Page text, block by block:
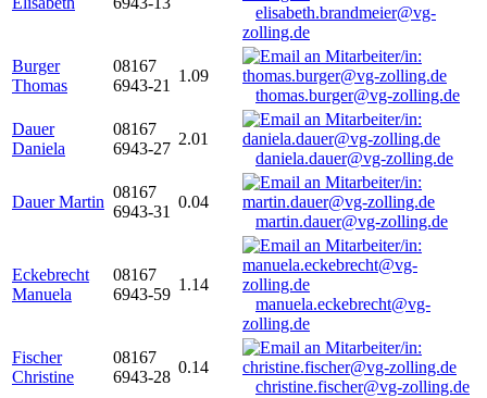
elisabeth.brandmeier@vg-
zolling.de
Burger
Thomas
08167
6943-21
1.09
thomas.burger@vg-zolling.de
Dauer
Daniela
08167
6943-27
2.01
daniela.dauer@vg-zolling.de
Dauer Martin
08167
6943-31
0.04
martin.dauer@vg-zolling.de
Eckebrecht
Manuela
08167
6943-59
1.14
manuela.eckebrecht@vg-
zolling.de
Fischer
Christine
08167
6943-28
0.14
christine.fischer@vg-zolling.de